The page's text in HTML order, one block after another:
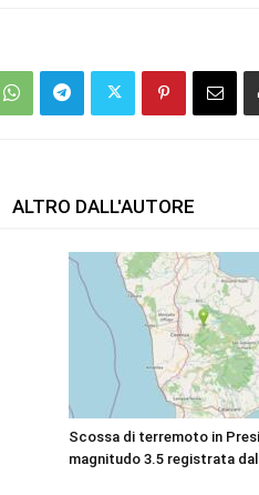
ALTRO DALL'AUTORE
Scossa di terremoto in
magnitudo 3.5 registrata